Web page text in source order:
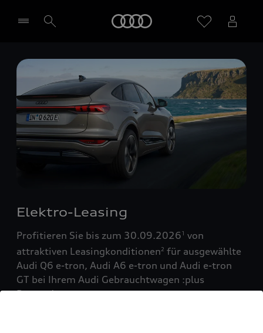
Händler wählen
Elektro-Leasing
Profitieren Sie bis zum 30.09.20261 von
attraktiven Leasingkonditionen2 für ausgewählte
Audi Q6 e-tron, Audi A6 e-tron und Audi e-tron
GT bei Ihrem Audi Gebrauchtwagen :plus
Partner!